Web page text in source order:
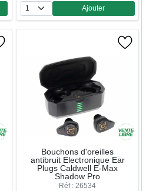
Quantité
Ajouter
Bouchons d'oreilles
antibruit Electronique Ear
Plugs Caldwell E-Max
Shadow Pro
Réf : 26534